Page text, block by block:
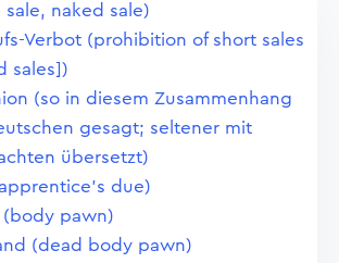
naked sale)
Verbot (prohibition of short sales
sales])
(so in diesem Zusammenhang
gesagt; seltener mit
übersetzt)
due)
pawn)
(dead body pawn)